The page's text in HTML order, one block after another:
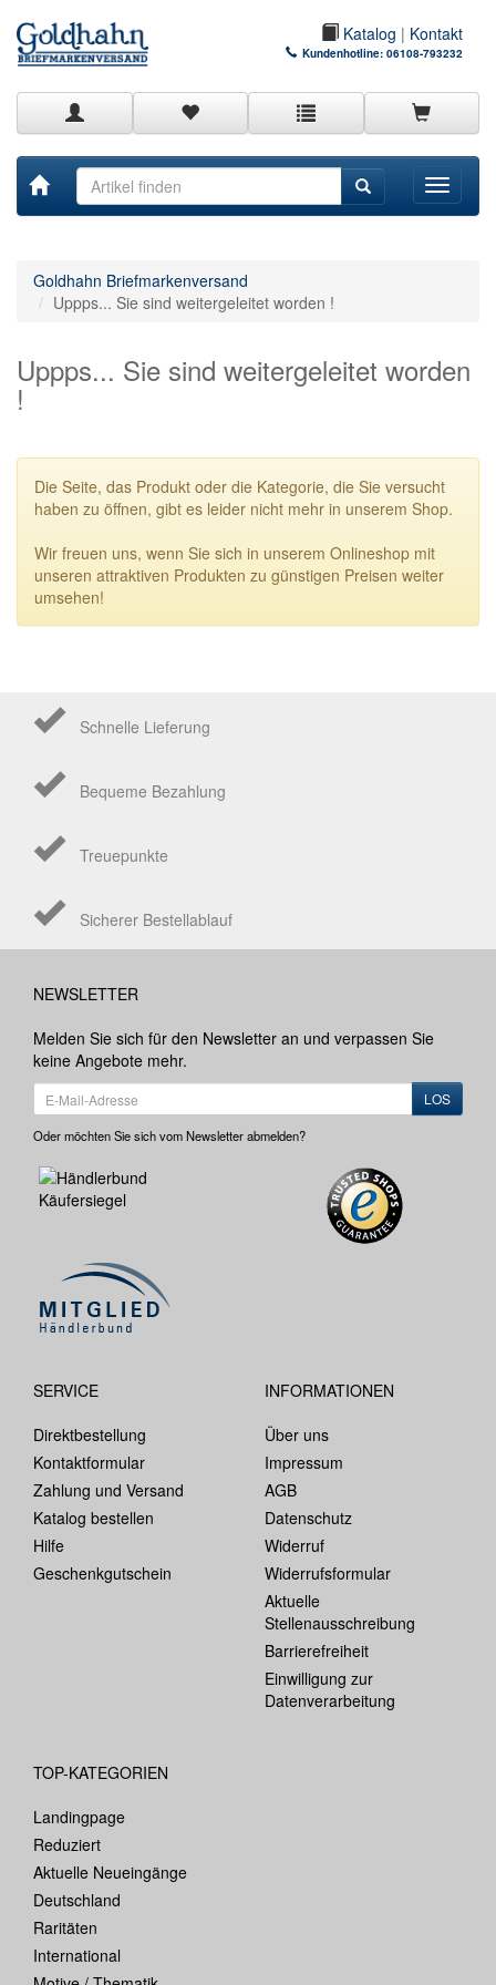
Katalog | Kontakt
Kundenhotline: 06108-793232
Toggle
Goldhahn Briefmarkenversand
Uppps... Sie sind weitergeleitet worden !
Uppps... Sie sind weitergeleitet worden
!
Die Seite, das Produkt oder die Kategorie, die Sie versucht
haben zu öffnen, gibt es leider nicht mehr in unserem Shop.
Wir freuen uns, wenn Sie sich in unserem Onlineshop mit
unseren attraktiven Produkten zu günstigen Preisen weiter
umsehen!
Schnelle Lieferung
Bequeme Bezahlung
Treuepunkte
Sicherer Bestellablauf
NEWSLETTER
Melden Sie sich für den Newsletter an und verpassen Sie
keine Angebote mehr.
LOS
Oder möchten Sie sich vom Newsletter abmelden?
SERVICE
Direktbestellung
Kontaktformular
Zahlung und Versand
Katalog bestellen
Hilfe
Geschenkgutschein
INFORMATIONEN
Über uns
Impressum
AGB
Datenschutz
Widerruf
Widerrufsformular
Aktuelle
Stellenausschreibung
Barrierefreiheit
Einwilligung zur
Datenverarbeitung
TOP-KATEGORIEN
Landingpage
Reduziert
Aktuelle Neueingänge
Deutschland
Raritäten
International